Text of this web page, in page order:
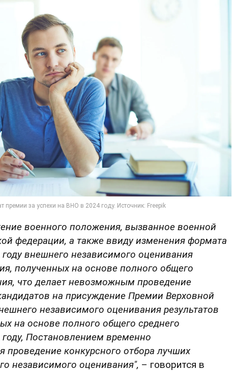
военного положения, вызванное военной
федерации, а также ввиду изменения формата
внешнего независимого оценивания
полученных на основе полного общего
что делает невозможным проведение
на присуждение Премии Верховной
независимого оценивания результатов
на основе полного общего среднего
Постановлением временно
проведение конкурсного отбора лучших
независимого оценивания", – говорится в